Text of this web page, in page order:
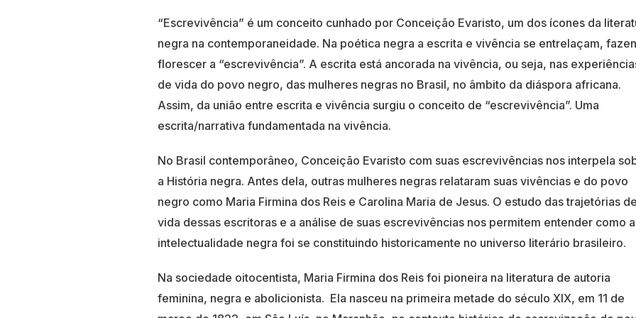
“Escrevivência” é um conceito cunhado por Conceição Evaristo, um dos ícones da
negra na contemporaneidade. Na poética negra a escrita e vivência se entrelaçam,
florescer a “escrevivência”. A escrita está ancorada na vivência, ou seja, nas
de vida do povo negro, das mulheres negras no Brasil, no âmbito da diáspora africana.
Assim, da união entre escrita e vivência surgiu o conceito de “escrevivência”. Uma
escrita/narrativa fundamentada na vivência.
No Brasil contemporâneo, Conceição Evaristo com suas escrevivências nos interpela
a História negra. Antes dela, outras mulheres negras relataram suas vivências e do povo
negro como Maria Firmina dos Reis e Carolina Maria de Jesus. O estudo das trajetórias de
vida dessas escritoras e a análise de suas escrevivências nos permitem entender como a
intelectualidade negra foi se constituindo historicamente no universo literário brasileiro.
Na sociedade oitocentista, Maria Firmina dos Reis foi pioneira na literatura de autoria
feminina, negra e abolicionista. Ela nasceu na primeira metade do século XIX, em 11 de